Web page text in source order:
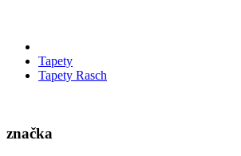
Tapety
Tapety Rasch
značka